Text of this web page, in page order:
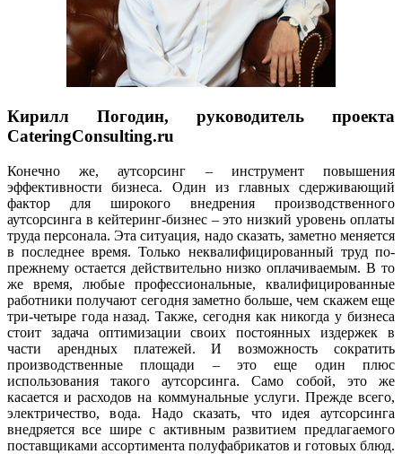
Кирилл Погодин, руководитель проекта
CateringConsulting.ru
Конечно же, аутсорсинг – инструмент повышения
эффективности бизнеса. Один из главных сдерживающий
фактор для широкого внедрения производственного
аутсорсинга в кейтеринг-бизнес – это низкий уровень оплаты
труда персонала. Эта ситуация, надо сказать, заметно меняется
в последнее время. Только неквалифицированный труд по-
прежнему остается действительно низко оплачиваемым. В то
же время, любые профессиональные, квалифицированные
работники получают сегодня заметно больше, чем скажем еще
три-четыре года назад. Также, сегодня как никогда у бизнеса
стоит задача оптимизации своих постоянных издержек в
части арендных платежей. И возможность сократить
производственные площади – это еще один плюс
использования такого аутсорсинга. Само собой, это же
касается и расходов на коммунальные услуги. Прежде всего,
электричество, вода. Надо сказать, что идея аутсорсинга
внедряется все шире с активным развитием предлагаемого
поставщиками ассортимента полуфабрикатов и готовых блюд.